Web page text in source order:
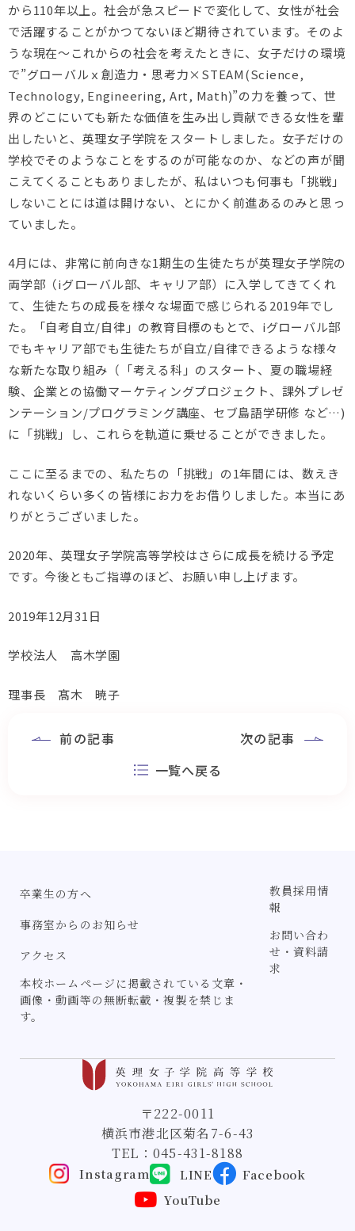
から110年以上。社会が急スピードで変化して、女性が社会
で活躍することがかつてないほど期待されています。そのよ
うな現在～これからの社会を考えたときに、女子だけの環境
で”グローバルｘ創造力・思考力×STEAM(Science,
Technology, Engineering, Art, Math)”の力を養って、世
界のどこにいても新たな価値を生み出し貢献できる女性を輩
出したいと、英理女子学院をスタートしました。女子だけの
学校でそのようなことをするのが可能なのか、などの声が聞
こえてくることもありましたが、私はいつも何事も「挑戦」
しないことには道は開けない、とにかく前進あるのみと思っ
ていました。
4月には、非常に前向きな1期生の生徒たちが英理女子学院の
両学部（iグローバル部、キャリア部）に入学してきてくれ
て、生徒たちの成長を様々な場面で感じられる2019年でし
た。「自考自立/自律」の教育目標のもとで、iグローバル部
でもキャリア部でも生徒たちが自立/自律できるような様々
な新たな取り組み（「考える科」のスタート、夏の職場経
験、企業との協働マーケティングプロジェクト、課外プレゼ
ンテーション/プログラミング講座、セブ島語学研修 など…)
に「挑戦」し、これらを軌道に乗せることができました。
ここに至るまでの、私たちの「挑戦」の1年間には、数えき
れないくらい多くの皆様にお力をお借りしました。本当にあ
りがとうございました。
2020年、英理女子学院高等学校はさらに成長を続ける予定
です。今後ともご指導のほど、お願い申し上げます。
2019年12月31日
学校法人 高木学園
理事長 髙木 暁子
前の記事
一覧へ戻る
次の記事
〒222-0011
横浜市港北区菊名7-6-43
TEL： 045-431-8188
卒業生の方へ
事務室からのお知らせ
アクセス
本校ホームページに掲載されている文章・
画像・動画等の無断転載・複製を禁じま
す。
教員採用情
報
お問い合わ
せ・資料請
求
Instagram LINE
Facebook
YouTube